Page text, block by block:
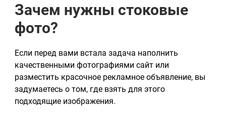
Зачем нужны стоковые
фото?
Если перед вами встала задача наполнить
качественными фотографиями сайт или
разместить красочное рекламное объявление, вы
задумаетесь о том, где взять для этого
подходящие изображения.